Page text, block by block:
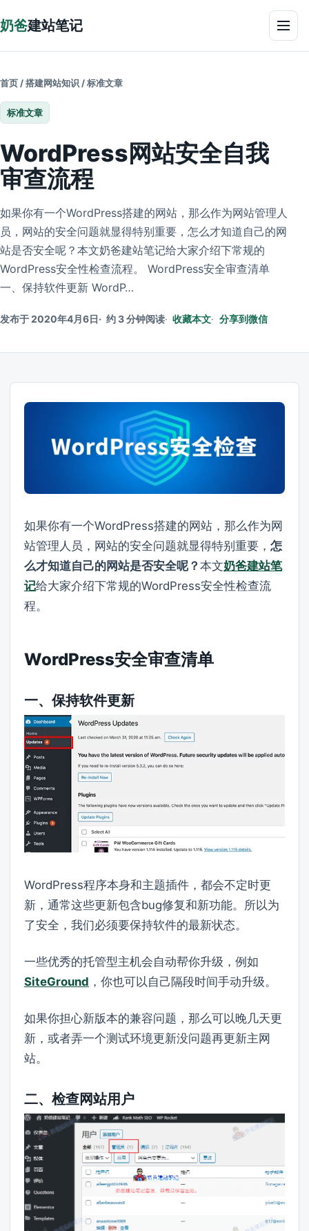
奶爸建站笔记 菜单
首页 /搭建网站知识 /标准文章
标准文章
WordPress网站安全自我
审查流程
如果你有一个WordPress搭建的网站，那么作为网站管理人
员，网站的安全问题就显得特别重要，怎么才知道自己的网
站是否安全呢？本文奶爸建站笔记给大家介绍下常规的
WordPress安全性检查流程。 WordPress安全审查清单
一、保持软件更新 WordP…
发布于 2020年4月6日 约 3 分钟阅读 收藏本文 分享到微信
如果你有一个WordPress搭建的网站，那么作为网
站管理人员，网站的安全问题就显得特别重要， 怎
么才知道自己的网站是否安全呢？ 本文奶爸建站笔
记给大家介绍下常规的WordPress安全性检查流
程。
WordPress安全审查清单
一、保持软件更新
WordPress程序本身和主题插件，都会不定时更
新，通常这些更新包含bug修复和新功能。所以为
了安全，我们必须要保持软件的最新状态。
一些优秀的托管型主机会自动帮你升级，例如
SiteGround ，你也可以自己隔段时间手动升级。
如果你担心新版本的兼容问题，那么可以晚几天更
新，或者弄一个测试环境更新没问题再更新主网
站。
二、检查网站用户